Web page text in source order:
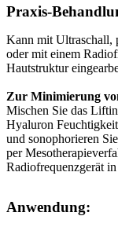
Praxis-
Kann mit Ultraschall,
oder mit einem
Hautstruktur
Zur Minimierung
Mischen Sie das
Hyaluron
und sonophorieren
per
Radiofrequenzgerät
Anwendung: